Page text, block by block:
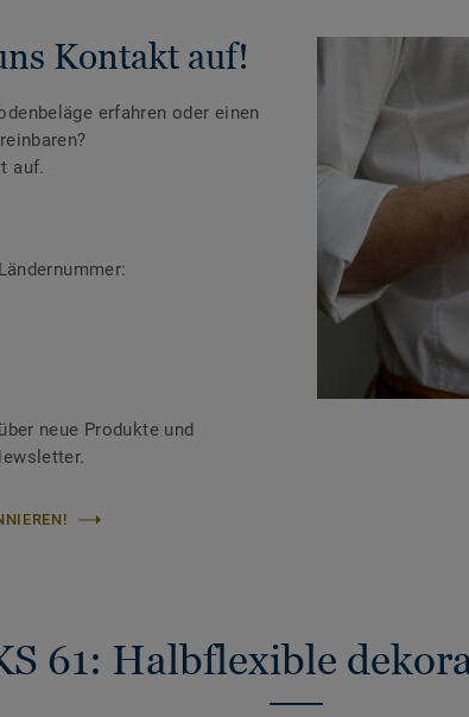
Kontakt auf!
erfahren oder einen
auf.
neue Produkte und
61: Halbflexible